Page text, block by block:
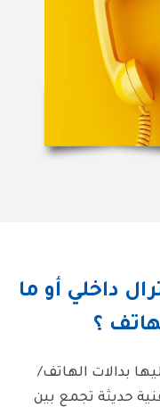
داخلي أو ما
؟
بدالات الهاتف/
حديثة تجمع بين